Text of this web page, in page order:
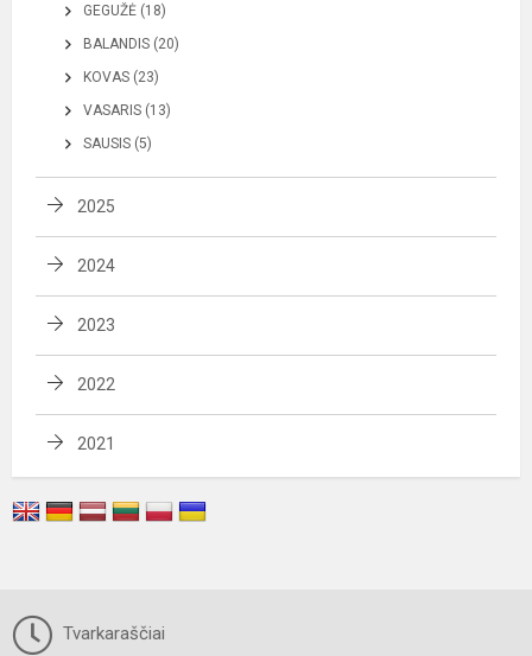
GEGUŽĖ (18)
BALANDIS (20)
KOVAS (23)
VASARIS (13)
SAUSIS (5)
2025
2024
2023
2022
2021
Tvarkaraščiai